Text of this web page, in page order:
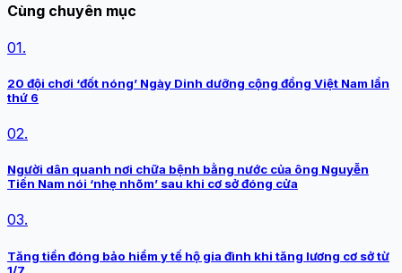
Cùng chuyên mục
01.
20 đội chơi ‘đốt nóng’ Ngày Dinh dưỡng cộng đồng Việt Nam lần
thứ 6
02.
Người dân quanh nơi chữa bệnh bằng nước của ông Nguyễn
Tiến Nam nói ‘nhẹ nhõm’ sau khi cơ sở đóng cửa
03.
Tăng tiền đóng bảo hiểm y tế hộ gia đình khi tăng lương cơ sở từ
1/7